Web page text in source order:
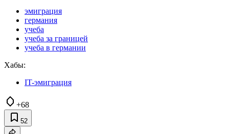
эмиграция
германия
учеба
учеба за границей
учеба в германии
Хабы:
IT-эмиграция
+68
52